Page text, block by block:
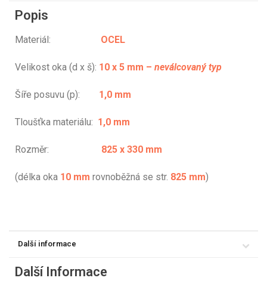
Popis
Materiál: OCEL
Velikost oka (d x š): 10 x 5 mm – neválcovaný typ
Šíře posuvu (p): 1,0 mm
Tloušťka materiálu: 1,0 mm
Rozměr: 825 x 330 mm
(délka oka 10 mm rovnoběžná se str. 825 mm)
Další informace
Další Informace